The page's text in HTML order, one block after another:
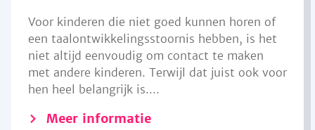
Voor kinderen die niet goed kunnen horen of
een taalontwikkelingsstoornis hebben, is het
niet altijd eenvoudig om contact te maken
met andere kinderen. Terwijl dat juist ook voor
hen heel belangrijk is....
Meer informatie